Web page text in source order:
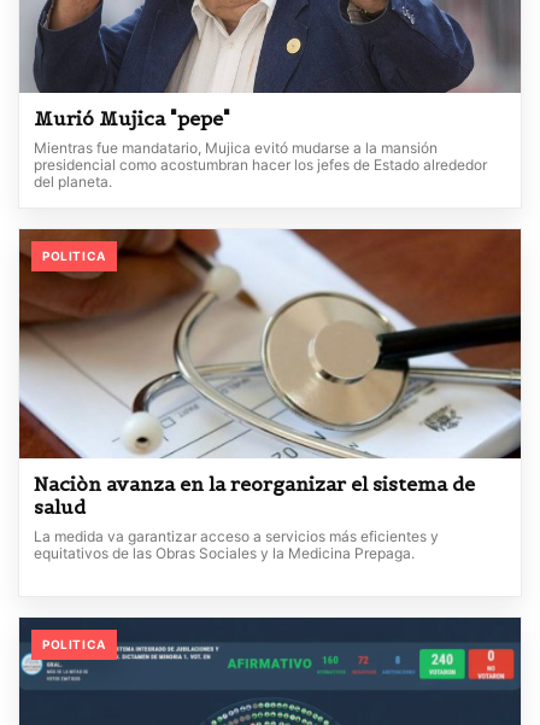
Murió Mujica "pepe"
Mientras fue mandatario, Mujica evitó mudarse a la mansión
presidencial como acostumbran hacer los jefes de Estado alrededor
del planeta.
POLITICA
Naciòn avanza en la reorganizar el sistema de
salud
La medida va garantizar acceso a servicios más eficientes y
equitativos de las Obras Sociales y la Medicina Prepaga.
POLITICA